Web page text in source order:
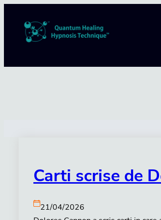
conținut
Carti scrise de
21/04/2026